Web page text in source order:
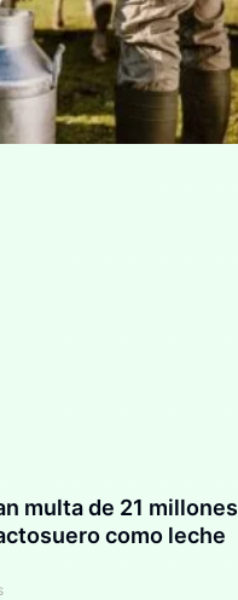
multa de 21 millones
como leche